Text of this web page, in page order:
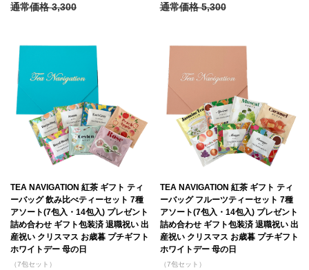
通常価格 3,300 通常価格 5,300
TEA NAVIGATION 紅茶 ギフト ティ
ーバッグ 飲み比べティーセット 7種
アソート(7包入・14包入) プレゼント
詰め合わせ ギフト包装済 退職祝い 出
産祝い クリスマス お歳暮 プチギフト
ホワイトデー 母の日
（7包セット）
TEA NAVIGATION 紅茶 ギフト ティ
ーバッグ フルーツティーセット 7種
アソート(7包入・14包入) プレゼント
詰め合わせ ギフト包装済 退職祝い 出
産祝い クリスマス お歳暮 プチギフト
ホワイトデー 母の日
（7包セット）